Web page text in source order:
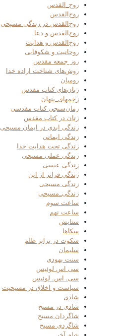
روح_القدس
روح‌القدس
روح‌القدس در زندگی مسیحی
روح‌القدس و دعا
روح‌القدس و هدایت
روحانیت و شکوفایی
روز جمعه مقدس
روش‌های شناخت اراده خدا
رومیان
زبان‌های کتاب مقدس
زخمهای_پنهان
زمان‌سنجی کتاب مقدسی
زنان در کتاب مقدس
زندگی ابدی در ایمان مسیحی
زندگی ایمانی
زندگی تحت هدایت خدا
زندگی عملی مسیحی
زندگی عیسی
زندگی فراتر از این
زندگی مسیحی
زندگی_مسیحی
ساعت سوم
ساعت نهم
ستایش
سکاها
سکوت در برابر ظلم
سلیمان
سنت یهودی
سی اس لوئیس
سی. اس. لوئیس
سیاست و اخلاق در مسیحیت
شادی
شادی در مسیح
شاگردان مسیح
شاگردی مسیح